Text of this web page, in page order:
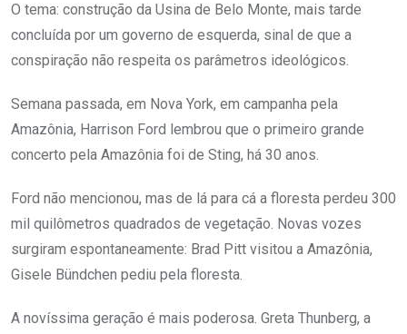
O tema: construção da Usina de Belo Monte, mais tarde
concluída por um governo de esquerda, sinal de que a
conspiração não respeita os parâmetros ideológicos.
Semana passada, em Nova York, em campanha pela
Amazônia, Harrison Ford lembrou que o primeiro grande
concerto pela Amazônia foi de Sting, há 30 anos.
Ford não mencionou, mas de lá para cá a floresta perdeu 300
mil quilômetros quadrados de vegetação. Novas vozes
surgiram espontaneamente: Brad Pitt visitou a Amazônia,
Gisele Bündchen pediu pela floresta.
A novíssima geração é mais poderosa. Greta Thunberg, a